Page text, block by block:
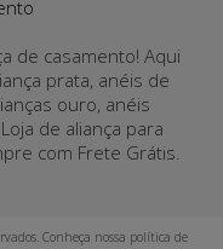
de casamento! Aqui
prata, anéis de
ouro, anéis
de aliança para
com Frete Grátis.
Conheça nossa política de